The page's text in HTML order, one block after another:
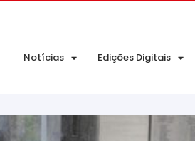
Notícias Edições Digitais